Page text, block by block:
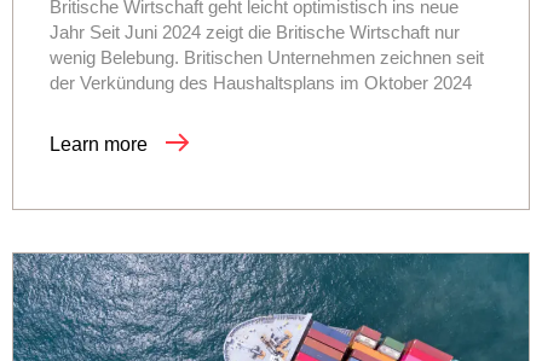
Britische Wirtschaft geht leicht optimistisch ins neue
Jahr Seit Juni 2024 zeigt die Britische Wirtschaft nur
wenig Belebung. Britischen Unternehmen zeichnen seit
der Verkündung des Haushaltsplans im Oktober 2024
Learn more